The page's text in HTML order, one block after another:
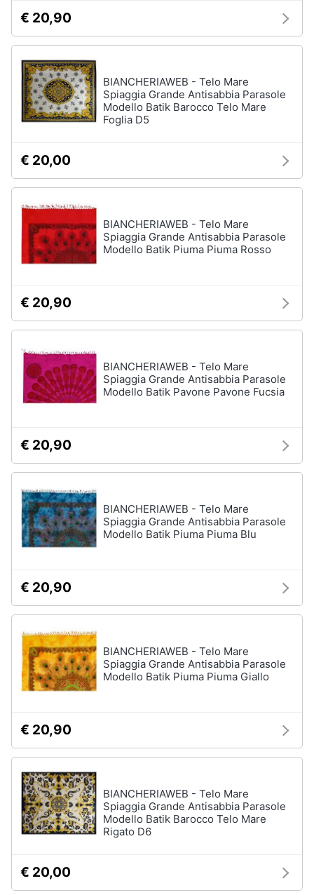
€ 20,90
BIANCHERIAWEB - Telo Mare
Spiaggia Grande Antisabbia Parasole
Modello Batik Barocco Telo Mare
Foglia D5
€ 20,00
BIANCHERIAWEB - Telo Mare
Spiaggia Grande Antisabbia Parasole
Modello Batik Piuma Piuma Rosso
€ 20,90
BIANCHERIAWEB - Telo Mare
Spiaggia Grande Antisabbia Parasole
Modello Batik Pavone Pavone Fucsia
€ 20,90
BIANCHERIAWEB - Telo Mare
Spiaggia Grande Antisabbia Parasole
Modello Batik Piuma Piuma Blu
€ 20,90
BIANCHERIAWEB - Telo Mare
Spiaggia Grande Antisabbia Parasole
Modello Batik Piuma Piuma Giallo
€ 20,90
BIANCHERIAWEB - Telo Mare
Spiaggia Grande Antisabbia Parasole
Modello Batik Barocco Telo Mare
Rigato D6
€ 20,00